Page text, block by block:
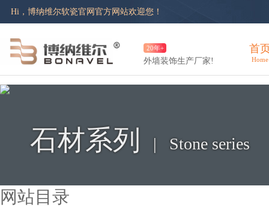
Hi，博纳维尔软瓷官网官方网站欢迎您！
20年+
外墙装饰生产厂家!
首
Home
石材系列 | Stone series
网站目录